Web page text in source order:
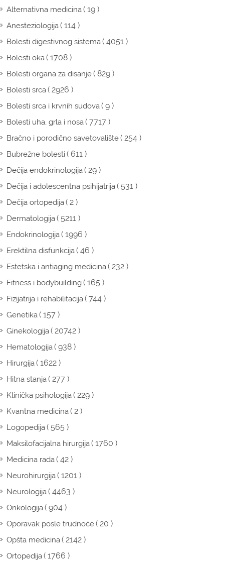
Alternativna medicina( 19 )
Anesteziologija( 114 )
Bolesti digestivnog sistema( 4051 )
Bolesti oka( 1708 )
Bolesti organa za disanje( 829 )
Bolesti srca( 2926 )
Bolesti srca i krvnih sudova( 9 )
Bolesti uha, grla i nosa( 7717 )
Bračno i porodično savetovalište( 254 )
Bubrežne bolesti( 611 )
Dečija endokrinologija( 29 )
Dečija i adolescentna psihijatrija( 531 )
Dečija ortopedija( 2 )
Dermatologija( 5211 )
Endokrinologija( 1996 )
Erektilna disfunkcija( 46 )
Estetska i antiaging medicina( 232 )
Fitness i bodybuilding( 165 )
Fizijatrija i rehabilitacija( 744 )
Genetika( 157 )
Ginekologija( 20742 )
Hematologija( 938 )
Hirurgija( 1622 )
Hitna stanja( 277 )
Klinička psihologija( 229 )
Kvantna medicina( 2 )
Logopedija( 565 )
Maksilofacijalna hirurgija( 1760 )
Medicina rada( 42 )
Neurohirurgija( 1201 )
Neurologija( 4463 )
Onkologija( 904 )
Oporavak posle trudnoće( 20 )
Opšta medicina( 2142 )
Ortopedija( 1766 )